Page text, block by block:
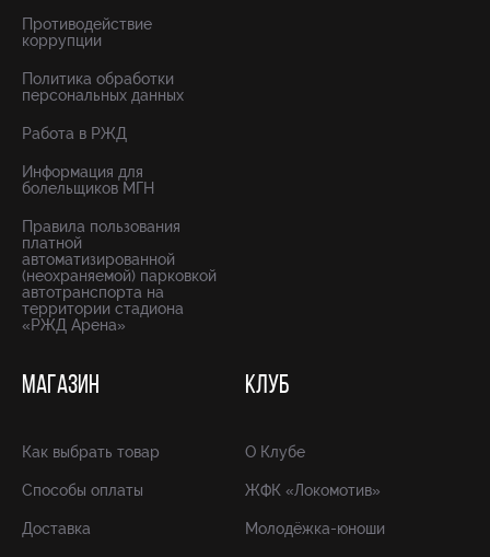
Противодействие
коррупции
Политика обработки
персональных данных
Работа в РЖД
Информация для
болельщиков МГН
Правила пользования
платной
автоматизированной
(неохраняемой) парковкой
автотранспорта на
территории стадиона
«РЖД Арена»
МАГАЗИН
Как выбрать товар
Способы оплаты
Доставка
КЛУБ
О Клубе
ЖФК «Локомотив»
Молодёжка-юноши